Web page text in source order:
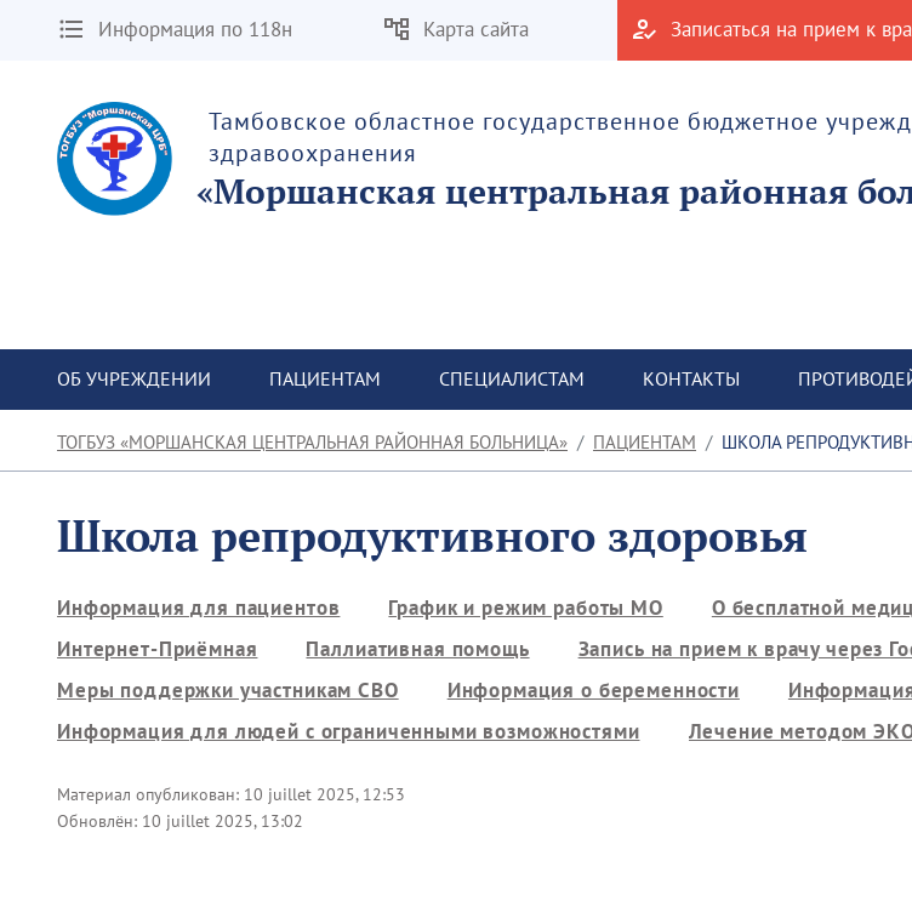
Информация по 118н Карта сайта Записаться на прием к
Тамбовское областное государственное бюджетное
здравоохранения
«Моршанская центральная районная
ОБ УЧРЕЖДЕНИИ ПАЦИЕНТАМ СПЕЦИАЛИСТАМ КОНТАКТЫ
ТОГБУЗ «МОРШАНСКАЯ ЦЕНТРАЛЬНАЯ РАЙОННАЯ БОЛЬНИЦА» ПАЦИЕНТАМ ШКОЛА
Школа репродуктивного здоровья
Информация для пациентов График и режим работы МО О бесплатной
Интернет-Приёмная
Паллиативная помощь Запись на прием к врачу через
Меры поддержки участникам СВО
Информация о беременности
Информация для людей с ограниченными возможностями
Лечение методом
Материал опубликован: 10 juillet 2025, 12:53
Обновлён: 10 juillet 2025, 13:02